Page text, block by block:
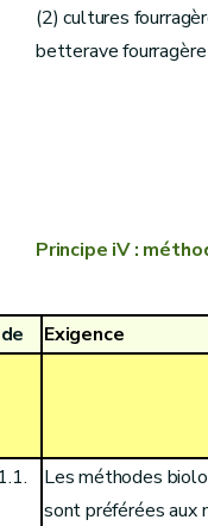
(2) cultures
betterave fourragère
Principe iV :
Exigence
Les méthodes
sont préférées aux